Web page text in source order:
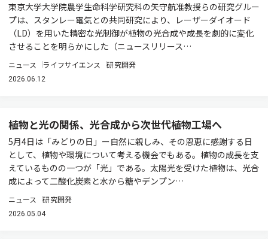
東京大学大学院農学生命科学研究科の矢守航准教授らの研究グルー
プは、スタンレー電気との共同研究により、レーザーダイオード
（LD）を用いた精密な光制御が植物の光合成や成長を劇的に変化
させることを明らかにした（ニュースリリース…
ニュース ライフサイエンス 研究開発
2026.06.12
植物と光の関係、光合成から次世代植物工場へ
5月4日は「みどりの日」ー自然に親しみ、その恩恵に感謝する日
として、植物や環境について考える機会でもある。植物の成長を支
えているものの一つが「光」である。太陽光を受けた植物は、光合
成によって二酸化炭素と水から糖やデンプン…
ニュース 研究開発
2026.05.04